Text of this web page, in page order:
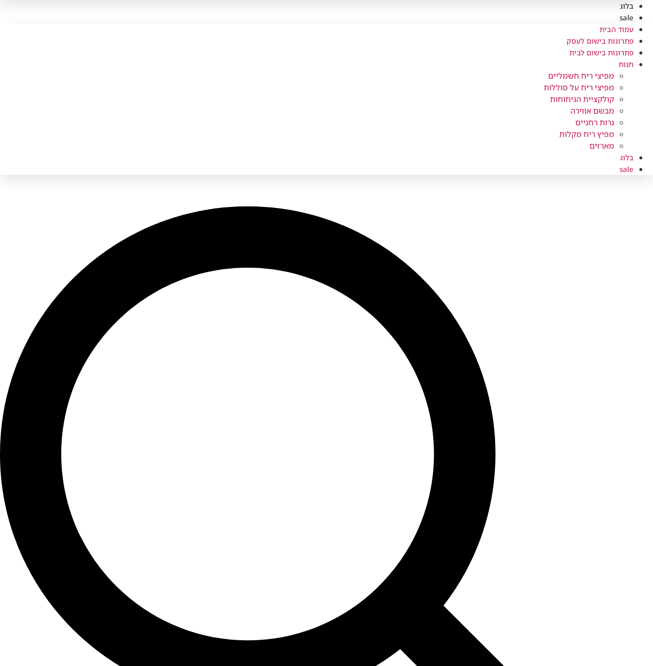
בלוג
sale
עמוד הבית
פתרונות בישום לעסק
פתרונות בישום לבית
חנות
מפיצי ריח חשמליים
מפיצי ריח על סוללות
קולקציית הניחוחות
מבשם אווירה
נרות רחניים
מפיץ ריח מקלות
מארזים
בלוג
sale